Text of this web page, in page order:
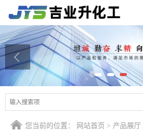
公司首页
公司介绍
公司动态
产品展厅
证书荣誉
您当前的位置： 网站首页 > 产品展厅